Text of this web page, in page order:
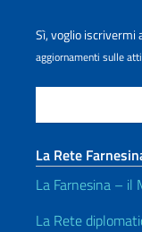
Sì, voglio iscrivermi
aggiornamenti sulle
La Rete
La Farnesina – il
La Rete